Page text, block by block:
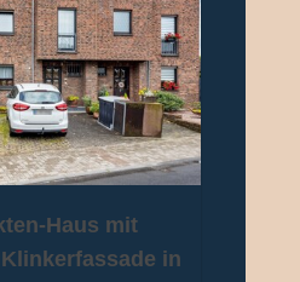
Haus mit
in